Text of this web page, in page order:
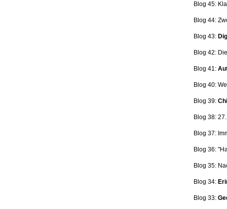
Blog 45:
Blog 44:
Blog 43:
Blog 42:
Blog 41:
Blog 40:
Blog 39:
Blog 38:
Blog 37:
Blog 36:
Blog 35:
Blog 34:
Blog 33: